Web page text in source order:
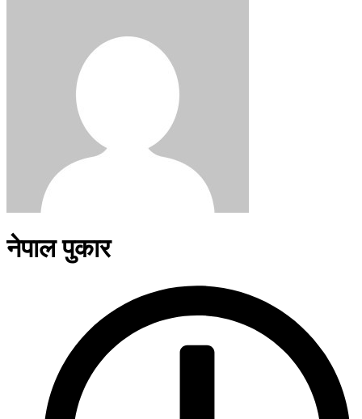
नेपाल पुकार